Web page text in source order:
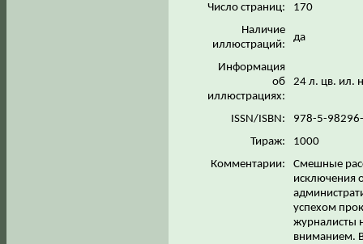
Число страниц:
170
Наличие
иллюстраций:
да
Информация
об
иллюстрациях:
24 л. цв. ил.
ISSN/ISBN:
978-5-
Тираж:
1000
Комментарии:
Смешные
исключения
успехом
журналисты
вниманием. В